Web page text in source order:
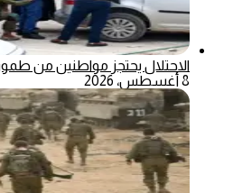
الاحتلال يحتجز مواطنين من
8 أغسطس، 2026